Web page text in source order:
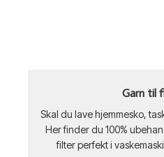
Garn til
Skal du lave hjemmesko,
Her finder du 100%
filter perfekt i